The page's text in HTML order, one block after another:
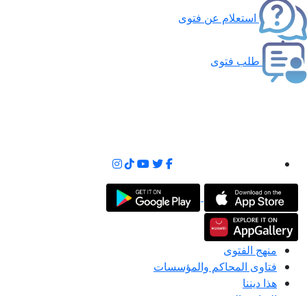
استعلام عن فتوى
طلب فتوى
منهج الفتوى
فتاوى المحاكم والمؤسسات
هذا ديننا